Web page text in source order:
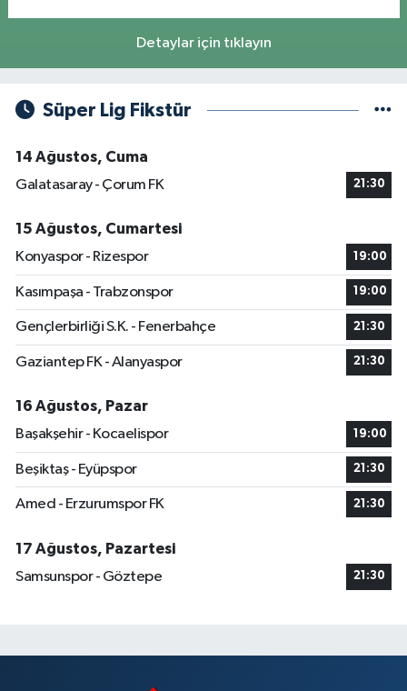
Detaylar için tıklayın
Süper Lig Fikstür
14 Ağustos, Cuma
Galatasaray - Çorum FK
21:30
15 Ağustos, Cumartesi
Konyaspor - Rizespor
19:00
Kasımpaşa - Trabzonspor 19:00
Gençlerbirliği S.K. - Fenerbahçe 21:30
Gaziantep FK - Alanyaspor 21:30
16 Ağustos, Pazar
Başakşehir - Kocaelispor
19:00
Beşiktaş - Eyüpspor 21:30
Amed - Erzurumspor FK 21:30
17 Ağustos, Pazartesi
Samsunspor - Göztepe
21:30